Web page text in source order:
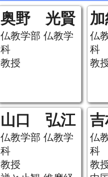
奥野 光賢
仏教学部 仏教学
科
教授
仏
科
教
山口 弘江
仏教学部 仏教学
科
教授
仏
科
教